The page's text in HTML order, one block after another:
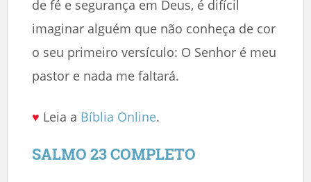
de fé e segurança em Deus, é difícil
imaginar alguém que não conheça de cor
o seu primeiro versículo: O Senhor é meu
pastor e nada me faltará.
♥ Leia a Bíblia Online.
SALMO 23 COMPLETO